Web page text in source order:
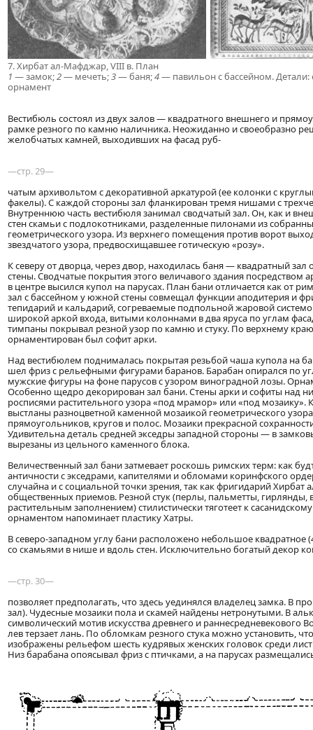
7. Хирбат ал-Мафджар, VIII в. План
1 — замок;2— мечеть;3— баня;4— павильон с бассейном.
орнамент
Вестибюль состоял из двух залов — квадратного внешнего и
рамке резного по камню наличника. Неожиданно и своеобразно
желобчатых камней, выходивших на фасад руб-
—стр. 29—
чатым архивольтом с декоративной аркатурой (ее колонки с
факелы). С каждой стороны зал фланкирован тремя нишами с
Внутреннюю часть вестибюля занимал сводчатый зал. Он, как и
стен скамьи с подлокотниками, разделенные пилонами из
геометрического узора. Из верхнего помещения против ворот
звездчатого узора, предвосхищавшее готическую «розу».
К северу от дворца, через двор, находилась баня — квадратный зал
стены. Сводчатые покрытия этого величавого здания
в центре высился купол на парусах. План бани отличается как от
зал с бассейном у южной стены совмещал функции аподитерия и
тепидарий и кальдарий, согреваемые подпольной жаровой
широкой аркой входа, витыми колоннами в два яруса по углам
тимпаны покрывал резной узор по камню и стуку. По верхнему
орнаментирован был софит арки.
Над вестибюлем поднималась покрытая резьбой чаша купола на
шел фриз с рельефными фигурами баранов. Барабан опирался по
мужские фигуры на фоне парусов с узором виноградной лозы.
Особенно щедро декорирован зал бани. Стены арки и софиты над
росписями растительного узора «под мрамор» или «под
выстланы разноцветной каменной мозаикой геометрического
прямоугольников, кругов и полос. Мозаики прекрасной
Удивительна деталь средней экседры западной стороны — в
вырезаны из цельного каменного блока.
Величественный зал бани затмевает роскошь римских терм: как
античности с экседрами, капителями и обломами коринфского
случайна и с социальной точки зрения, так как фригидарий
общественных приемов. Резной стук (перлы, пальметты, гирлянды,
растительным заполнением) стилистически тяготеет к
орнаментом напоминает пластику Хатры.
В северо-западном углу бани расположено небольшое квадратное
со скамьями в нише и вдоль стен. Исключительно богатый декор
—стр. 30—
позволяет предполагать, что здесь уединялся владелец замка. В
зал). Чудесные мозаики пола и скамей найдены нетронутыми. В
символический мотив искусства древнего и раннесредневекового
лев терзает лань. По обломкам резного стука можно установить,
изображены рельефом шесть кудрявых женских головок среди
Низ барабана опоясывал фриз с птичками, а на парусах